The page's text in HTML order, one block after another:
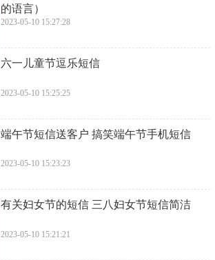
的语言）
2023-05-10 15:27:28
​六一儿童节逗乐短信
2023-05-10 15:25:25
​端午节短信送客户 搞笑端午节手机短信
2023-05-10 15:23:23
​有关妇女节的短信 三八妇女节短信简洁
2023-05-10 15:21:21